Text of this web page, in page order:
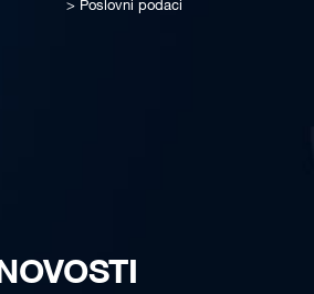
Poslovni podaci
NOVOSTI